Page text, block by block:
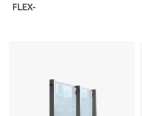
FLEX-